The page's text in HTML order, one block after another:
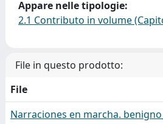
Appare nelle tipologie:
2.1 Contributo in volume
File in questo prodotto:
File
Narraciones en marcha.